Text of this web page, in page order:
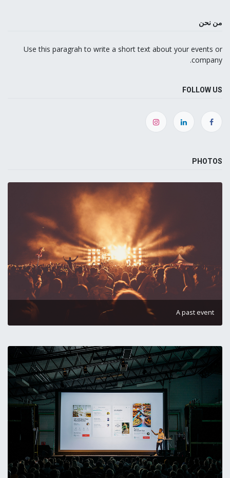
من نحن
Use this paragrah to write a short text about your events or
company.
FOLLOW US
PHOTOS
A past event